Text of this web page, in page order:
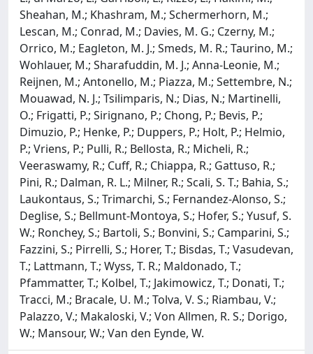
Sheahan, M.; Khashram, M.; Schermerhorn, M.;
Lescan, M.; Conrad, M.; Davies, M. G.; Czerny, M.;
Orrico, M.; Eagleton, M. J.; Smeds, M. R.; Taurino, M.;
Wohlauer, M.; Sharafuddin, M. J.; Anna-Leonie, M.;
Reijnen, M.; Antonello, M.; Piazza, M.; Settembre, N.;
Mouawad, N. J.; Tsilimparis, N.; Dias, N.; Martinelli,
O.; Frigatti, P.; Sirignano, P.; Chong, P.; Bevis, P.;
Dimuzio, P.; Henke, P.; Duppers, P.; Holt, P.; Helmio,
P.; Vriens, P.; Pulli, R.; Bellosta, R.; Micheli, R.;
Veeraswamy, R.; Cuff, R.; Chiappa, R.; Gattuso, R.;
Pini, R.; Dalman, R. L.; Milner, R.; Scali, S. T.; Bahia, S.;
Laukontaus, S.; Trimarchi, S.; Fernandez-Alonso, S.;
Deglise, S.; Bellmunt-Montoya, S.; Hofer, S.; Yusuf, S.
W.; Ronchey, S.; Bartoli, S.; Bonvini, S.; Camparini, S.;
Fazzini, S.; Pirrelli, S.; Horer, T.; Bisdas, T.; Vasudevan,
T.; Lattmann, T.; Wyss, T. R.; Maldonado, T.;
Pfammatter, T.; Kolbel, T.; Jakimowicz, T.; Donati, T.;
Tracci, M.; Bracale, U. M.; Tolva, V. S.; Riambau, V.;
Palazzo, V.; Makaloski, V.; Von Allmen, R. S.; Dorigo,
W.; Mansour, W.; Van den Eynde, W.